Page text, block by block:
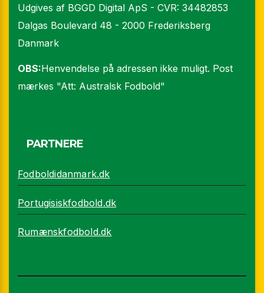
Udgives af BGGD Digital ApS - CVR: 34482853
Dalgas Boulevard 48 - 2000 Frederiksberg
Danmark
OBS:Henvendelse på adressen ikke muligt. Post
mærkes "Att: Australsk Fodbold"
PARTNERE
Fodboldidanmark.dk
Portugisiskfodbold.dk
Rumænskfodbold.dk